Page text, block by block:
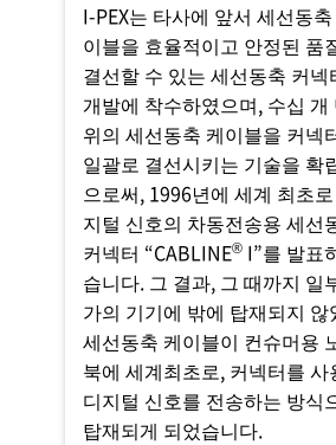
I-PEX는 타사에 앞서 세선동
이블을 효율적이고 안정된 품
결선할 수 있는 세선동축 커넥
개발에 착수하였으며, 수십 개
위의 세선동축 케이블을 커넥
일괄로 결선시키는 기술을 확
으로써, 1996년에 세계 최초
지털 신호의 차동전송용 세선
커넥터 “CABLINE® I”를 발표
습니다. 그 결과, 그 때까지 일
가의 기기에 밖에 탑재되지 않
세선동축 케이블이 컨슈머용
북에 세계최초로, 커넥터를 사
디지털 신호를 전송하는 방식
탑재되게 되었습니다.